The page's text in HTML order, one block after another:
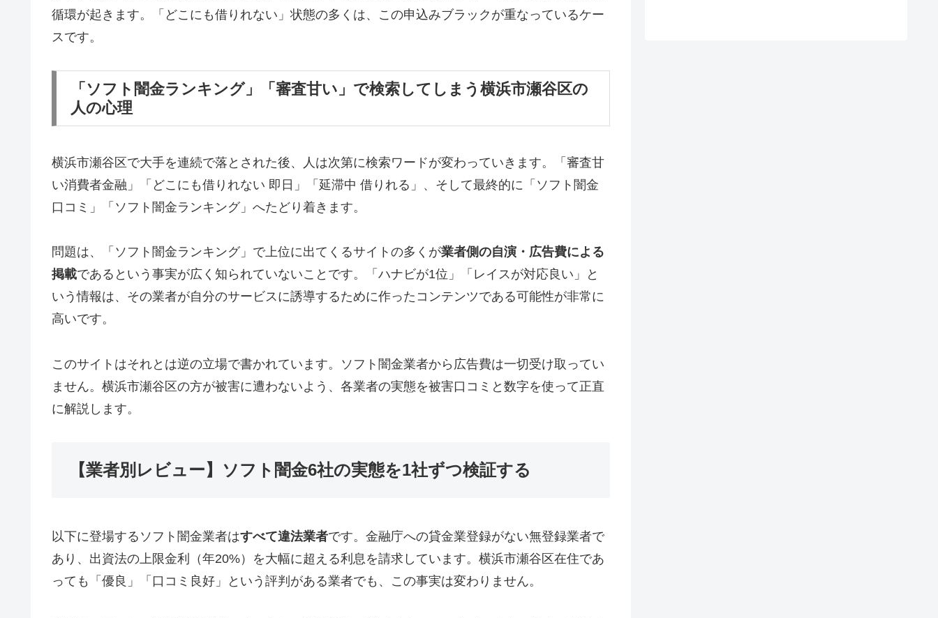
循環が起きます。「どこにも借りれない」状態の多くは、この申込みブラックが重なっているケー
スです。
「ソフト闇金ランキング」「審査甘い」で検索してしまう横浜市瀬谷区の
人の心理
横浜市瀬谷区で大手を連続で落とされた後、人は次第に検索ワードが変わっていきます。「審査甘
い消費者金融」「どこにも借りれない 即日」「延滞中 借りれる」、そして最終的に「ソフト闇金
口コミ」「ソフト闇金ランキング」へたどり着きます。
問題は、「ソフト闇金ランキング」で上位に出てくるサイトの多くが業者側の自演・広告費による
掲載であるという事実が広く知られていないことです。「ハナビが1位」「レイスが対応良い」と
いう情報は、その業者が自分のサービスに誘導するために作ったコンテンツである可能性が非常に
高いです。
このサイトはそれとは逆の立場で書かれています。ソフト闇金業者から広告費は一切受け取ってい
ません。横浜市瀬谷区の方が被害に遭わないよう、各業者の実態を被害口コミと数字を使って正直
に解説します。
【業者別レビュー】ソフト闇金6社の実態を1社ずつ検証する
以下に登場するソフト闇金業者はすべて違法業者です。金融庁への貸金業登録がない無登録業者で
あり、出資法の上限金利（年20%）を大幅に超える利息を請求しています。横浜市瀬谷区在住であ
っても「優良」「口コミ良好」という評判がある業者でも、この事実は変わりません。